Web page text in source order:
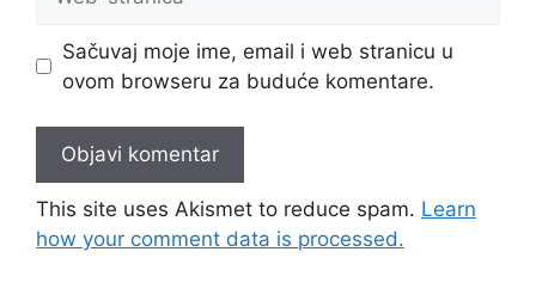
stranica
Sačuvaj moje ime, email i web stranicu u
ovom browseru za buduće komentare.
This site uses Akismet to reduce spam. Learn
how your comment data is processed.